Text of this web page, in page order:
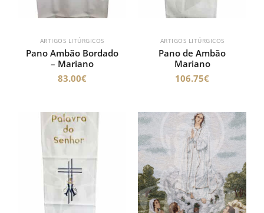
ARTIGOS LITÚRGICOS
Pano Ambão Bordado
– Mariano
83.00€
ARTIGOS LITÚRGICOS
Pano de Ambão
Mariano
106.75€